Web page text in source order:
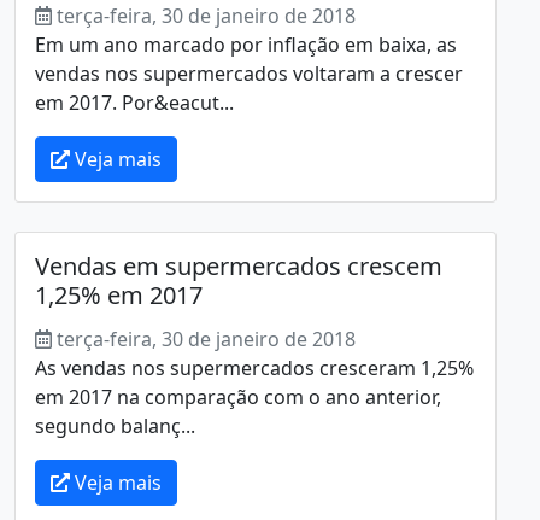
terça-feira, 30 de janeiro de 2018
Em um ano marcado por inflação em baixa, as
vendas nos supermercados voltaram a crescer
em 2017. Por&eacut...
Veja mais
Vendas em supermercados crescem
1,25% em 2017
terça-feira, 30 de janeiro de 2018
As vendas nos supermercados cresceram 1,25%
em 2017 na comparação com o ano anterior,
segundo balanç...
Veja mais